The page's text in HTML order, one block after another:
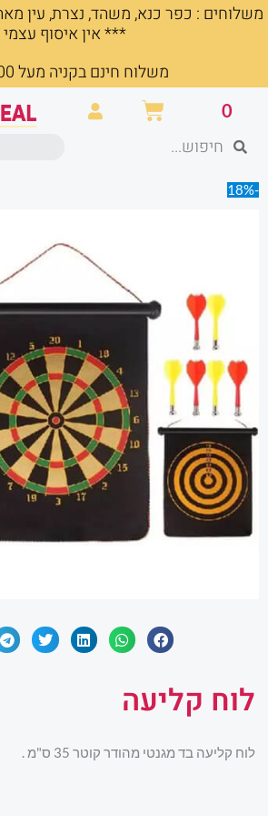
דילוג
משלוחים : כפר כנא, משהד, נצרת, עין
*** אין איסוף עצמי
משלוח חינם בקניה מעל 200 שח
0 עגלת
קניות חיפושחיפוש
-18%
לוח קליעה
לוח קליעה בד מגנטי מהודר קוטר 35 ס"מ .